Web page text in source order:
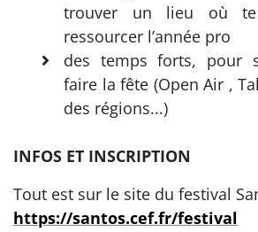
trouver un lieu où
ressourcer l’année pro
des temps forts, pour
faire la fête (Open Air ,
des régions...)
INFOS ET INSCRIPTION
Tout est sur le site du festival
https://santos.cef.fr/festival